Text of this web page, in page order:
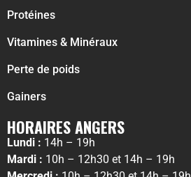
Protéines
Vitamines & Minéraux
Perte de poids
Gainers
HORAIRES ANGERS
Lundi : 14h – 19h
Mardi : 10h – 12h30 et 14h – 19h